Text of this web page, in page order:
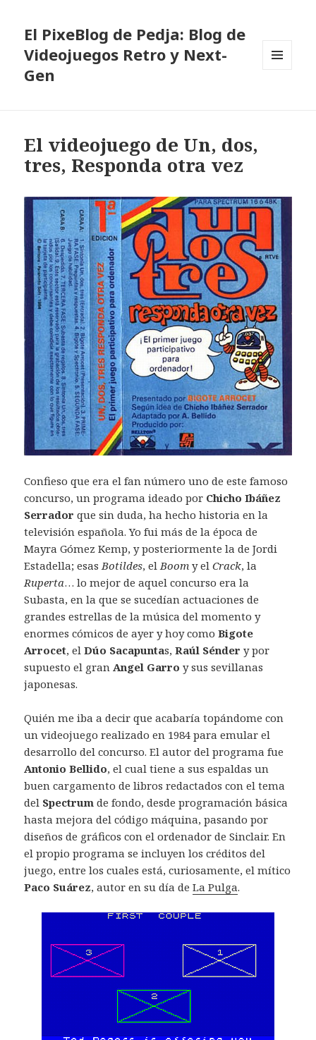
El PixeBlog de Pedja: Blog de
Videojuegos Retro y Next-
Gen
El videojuego de Un, dos,
tres, Responda otra vez
Confieso que era el fan número uno de este famoso
concurso, un programa ideado por Chicho Ibáñez
Serrador que sin duda, ha hecho historia en la
televisión española. Yo fui más de la época de
Mayra Gómez Kemp, y posteriormente la de Jordi
Estadella; esas Botildes, el Boom y elCrack, la
Ruperta… lo mejor de aquel concurso era la
Subasta, en la que se sucedían actuaciones de
grandes estrellas de la música del momento y
enormes cómicos de ayer y hoy comoBigote
Arrocet, elDúo Sacapuntas,Raúl Sénder y por
supuesto el gran Angel Garroy sus sevillanas
japonesas.
Quién me iba a decir que acabaría topándome con
un videojuego realizado en 1984 para emular el
desarrollo del concurso. El autor del programa fue
Antonio Bellido, el cual tiene a sus espaldas un
buen cargamento de libros redactados con el tema
del Spectrum de fondo, desde programación básica
hasta mejora del código máquina, pasando por
diseños de gráficos con el ordenador de Sinclair. En
el propio programa se incluyen los créditos del
juego, entre los cuales está, curiosamente, el mítico
Paco Suárez, autor en su día deLa Pulga.